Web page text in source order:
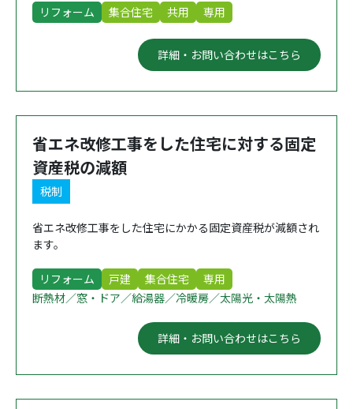
リフォーム 集合住宅 共用 専用
詳細・お問い合わせはこちら
省エネ改修工事をした住宅に対する固定
資産税の減額
税制
省エネ改修工事をした住宅にかかる固定資産税が減額され
ます。
リフォーム 戸建 集合住宅
専用
断熱材／窓・ドア／給湯器／冷暖房／太陽光・太陽熱
詳細・お問い合わせはこちら